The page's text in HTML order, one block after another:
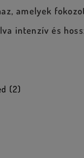
amelyek
intenzív és